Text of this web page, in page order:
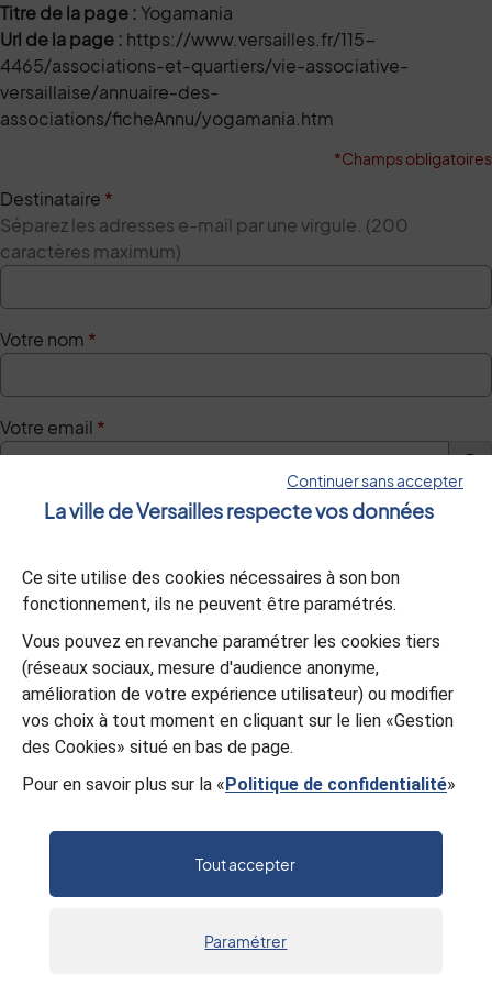
Titre de la page :Yogamania
Url de la page : https://www.versailles.fr/115-
4465/associations-et-quartiers/vie-associative-
versaillaise/annuaire-des-
associations/ficheAnnu/yogamania.htm
*Champs obligatoires
Destinataire *
Séparez les adresses e-mail par une virgule. (200
caractères maximum)
Votre nom *
Votre email *
Votre message*
Validation*
À des fins de sécurité, veuillez sélectionner les
4 derniers
caractèresde la série.
N 7 J K F
Continuer sans accepter
La ville de Versailles respecte vos données
Ce site utilise des cookies nécessaires à son bon
fonctionnement, ils ne peuvent être paramétrés.
Vous pouvez en revanche paramétrer les cookies tiers
(réseaux sociaux, mesure d'audience anonyme,
amélioration de votre expérience utilisateur) ou modifier
vos choix à tout moment en cliquant sur le lien «Gestion
des Cookies» situé en bas de page.
Pour en savoir plus sur la «Politique de confidentialité»
Tout accepter
Paramétrer